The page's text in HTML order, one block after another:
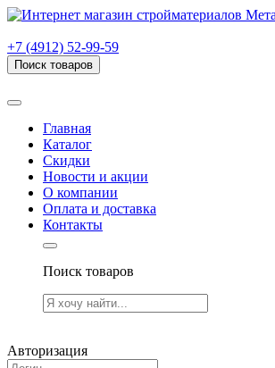
+7 (4912) 52-99-59
Поиск товаров
Главная
Каталог
Скидки
Новости и акции
О компании
Оплата и доставка
Контакты
Поиск товаров
Авторизация